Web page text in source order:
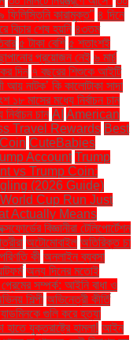
ফিলিস্তিনি কারামুক্ত" ৪ দিনে
বিচার শেষ হয়নি ৪৩তম
৫ টাকা বেশি ৫ শতাংশই
প্রয়োজন নেই ৬ মার্চ
দিন ৭ বছরের শিশুকে আইটি
আয় নাটক’ কি কালোটাকা সাদা
১৮ মাসের মধ্যে নির্বাচন চান
চান AI American
Travel Rewards Best
CuteBabies
Account Trump
vs Trump Coin:
(2026 Guide)
Cup Run Just
Actually Means
বিজ্ঞানীরা টেলিপোর্টেশন
অটোমোবাইল অতিরিক্ত চা
কী অনলাইন ব্যবসা
অন্য দিনের মতোই
সম্পর্ক: আইনি বাধা ও
শিল্পী অভিনেত্রী কীর্তি
গুলি করে হত্যা
যুক্তরাষ্ট্রে হামলা! আইন